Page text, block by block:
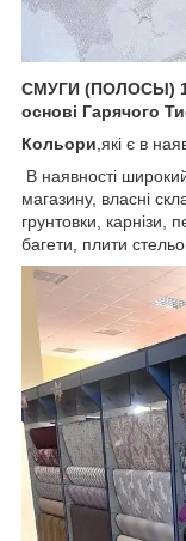
СМУГИ (ПОЛОСЫ)
основі Гарячого
Кольори ,які є в
В наявності
магазину, власні
грунтовки, карнізи,
багети, плити